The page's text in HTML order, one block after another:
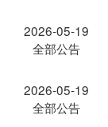
2026-05-19
全部公告
2026-05-19
全部公告